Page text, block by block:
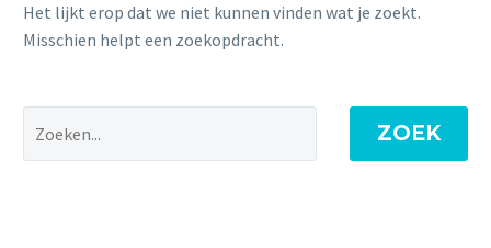
Het lijkt erop dat we niet kunnen vinden wat je zoekt.
Misschien helpt een zoekopdracht.
ZOEK